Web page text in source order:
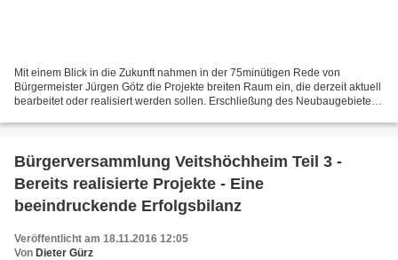
Mit einem Blick in die Zukunft nahmen in der 75minütigen Rede von
Bürgermeister Jürgen Götz die Projekte breiten Raum ein, die derzeit aktuell
bearbeitet oder realisiert werden sollen. Erschließung des Neubaugebietes
Bürgerversammlung Veitshöchheim Teil 3 -
Bereits realisierte Projekte - Eine
beeindruckende Erfolgsbilanz
Veröffentlicht am 18.11.2016 12:05
Von Dieter Gürz